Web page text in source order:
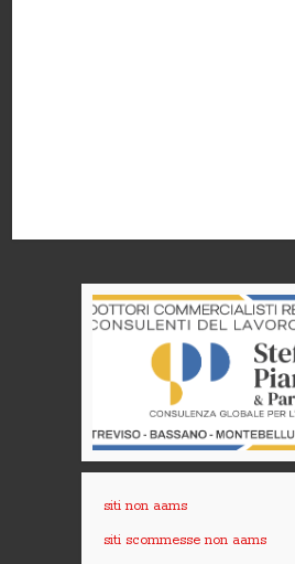
siti non aams
siti scommesse non aams